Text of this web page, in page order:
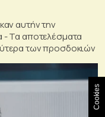
αυτήν την
- Τα αποτελέσματα
των προσδοκιών
Cookies